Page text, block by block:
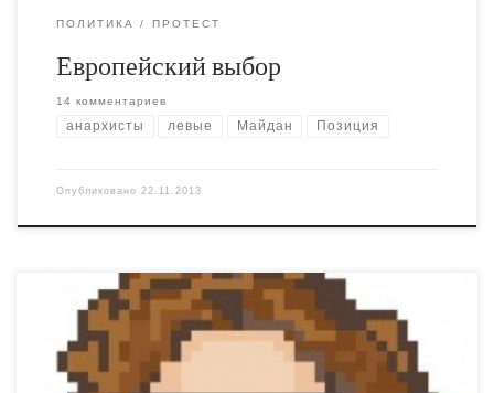
ПОЛИТИКА ПРОТЕСТ
Европейский выбор
14 комментариев
анархисты левые Майдан Позиция
Опубликовано 22.11.2013
Всё как я предсказывал, собственно говоря. Янукович
играет в доброго царя, Тигипко и Бродский назначены
на роль пугал-людоедов, БЮТ выглядят идиотами